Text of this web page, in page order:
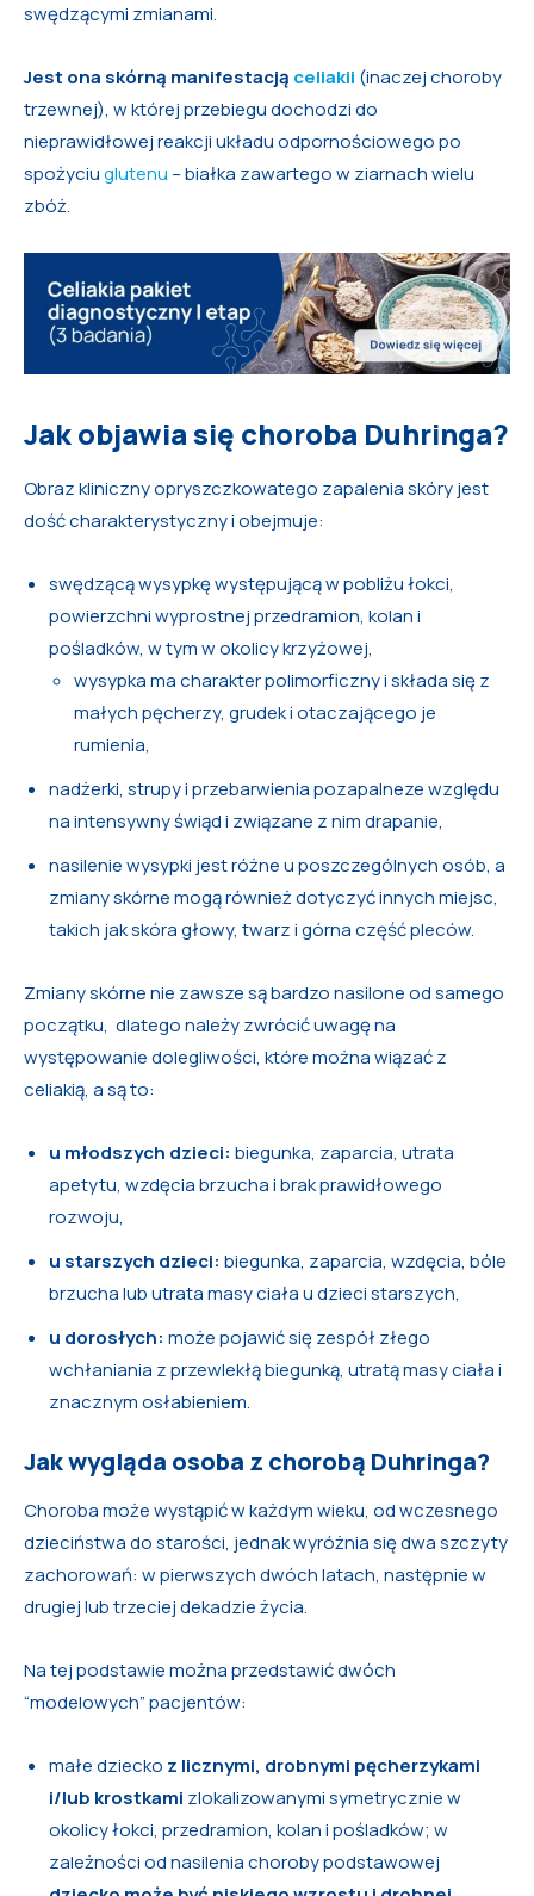
swędzącymi zmianami.
Jest ona skórną manifestacją celiakii (inaczej choroby
trzewnej), w której przebiegu dochodzi do
nieprawidłowej reakcji układu odpornościowego po
spożyciuglutenu – białka zawartego w ziarnach wielu
zbóż.
Jak objawia się choroba Duhringa?
Obraz kliniczny opryszczkowatego zapalenia skóry jest
dość charakterystyczny i obejmuje:
swędzącą wysypkę występującą w pobliżu łokci,
powierzchni wyprostnej przedramion, kolan i
pośladków, w tym w okolicy krzyżowej,
wysypka ma charakter polimorficzny i składa się z
małych pęcherzy, grudek i otaczającego je
rumienia,
nadżerki, strupy i przebarwienia pozapalneze względu
na intensywny świąd i związane z nim drapanie,
nasilenie wysypki jest różne u poszczególnych osób, a
zmiany skórne mogą również dotyczyć innych miejsc,
takich jak skóra głowy, twarz i górna część pleców.
Zmiany skórne nie zawsze są bardzo nasilone od samego
początku, dlatego należy zwrócić uwagę na
występowanie dolegliwości, które można wiązać z
celiakią, a są to:
u młodszych dzieci: biegunka, zaparcia, utrata
apetytu, wzdęcia brzucha i brak prawidłowego
rozwoju,
u starszych dzieci: biegunka, zaparcia, wzdęcia, bóle
brzucha lub utrata masy ciała u dzieci starszych,
u dorosłych: może pojawić się zespół złego
wchłaniania z przewlekłą biegunką, utratą masy ciała i
znacznym osłabieniem.
Jak wygląda osoba z chorobą Duhringa?
Choroba może wystąpić w każdym wieku, od wczesnego
dzieciństwa do starości, jednak wyróżnia się dwa szczyty
zachorowań: w pierwszych dwóch latach, następnie w
drugiej lub trzeciej dekadzie życia.
Na tej podstawie można przedstawić dwóch
“modelowych” pacjentów:
małe dziecko z licznymi, drobnymi pęcherzykami
i/lub krostkami zlokalizowanymi symetrycznie w
okolicy łokci, przedramion, kolan i pośladków; w
zależności od nasilenia choroby podstawowej